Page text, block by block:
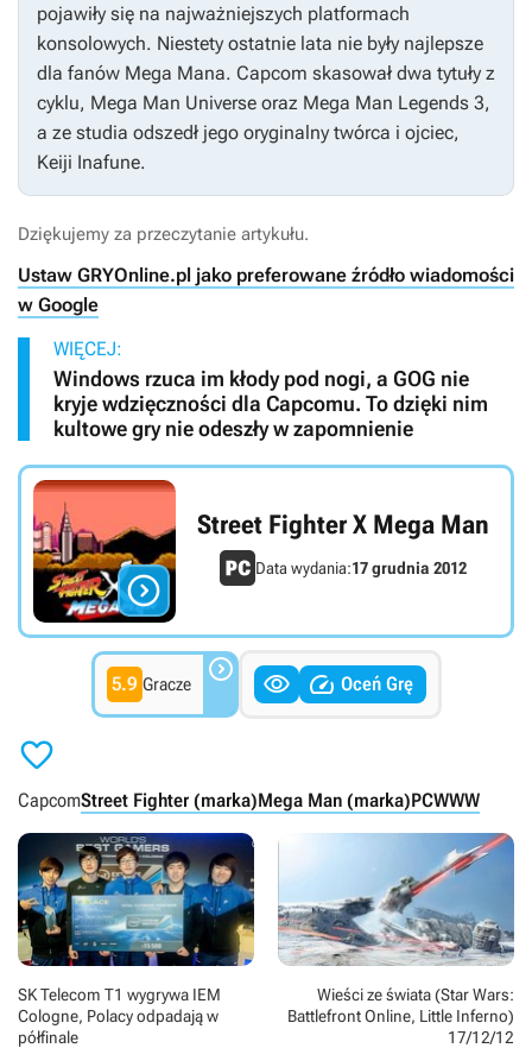
pojawiły się na najważniejszych platformach
konsolowych. Niestety ostatnie lata nie były najlepsze
dla fanów Mega Mana. Capcom skasował dwa tytuły z
cyklu, Mega Man Universe oraz Mega Man Legends 3,
a ze studia odszedł jego oryginalny twórca i ojciec,
Keiji Inafune.
Dziękujemy za przeczytanie artykułu.
Ustaw GRYOnline.pl jako preferowane źródło wiadomości
w Google
WIĘCEJ:
Windows rzuca im kłody pod nogi, a GOG nie
kryje wdzięczności dla Capcomu. To dzięki nim
kultowe gry nie odeszły w zapomnienie

Street Fighter X Mega Man
Data wydania:17 grudnia 2012
5.9 Gracze    Oceń Grę

CapcomStreet Fighter (marka)Mega Man (marka)PCWWW
SK Telecom T1 wygrywa IEM
Cologne, Polacy odpadają w
półfinale
Wieści ze świata (Star Wars:
Battlefront Online, Little Inferno)
17/12/12